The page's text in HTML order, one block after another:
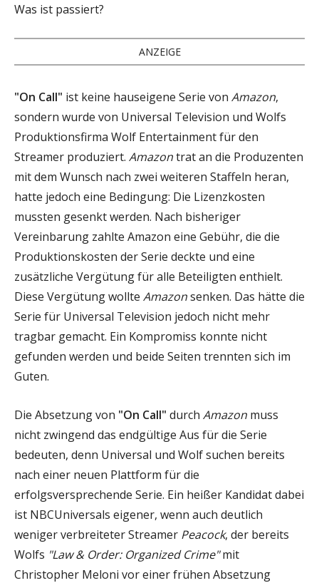
Was ist passiert?
ANZEIGE
"On Call" ist keine hauseigene Serie von Amazon,
sondern wurde von Universal Television und Wolfs
Produktionsfirma Wolf Entertainment für den
Streamer produziert. Amazontrat an die Produzenten
mit dem Wunsch nach zwei weiteren Staffeln heran,
hatte jedoch eine Bedingung: Die Lizenzkosten
mussten gesenkt werden. Nach bisheriger
Vereinbarung zahlte Amazon eine Gebühr, die die
Produktionskosten der Serie deckte und eine
zusätzliche Vergütung für alle Beteiligten enthielt.
Diese Vergütung wollte Amazonsenken. Das hätte die
Serie für Universal Television jedoch nicht mehr
tragbar gemacht. Ein Kompromiss konnte nicht
gefunden werden und beide Seiten trennten sich im
Guten.
Die Absetzung von "On Call" durch Amazon muss
nicht zwingend das endgültige Aus für die Serie
bedeuten, denn Universal und Wolf suchen bereits
nach einer neuen Plattform für die
erfolgsversprechende Serie. Ein heißer Kandidat dabei
ist NBCUniversals eigener, wenn auch deutlich
weniger verbreiteter Streamer Peacock, der bereits
Wolfs "Law & Order: Organized Crime"mit
Christopher Meloni vor einer frühen Absetzung